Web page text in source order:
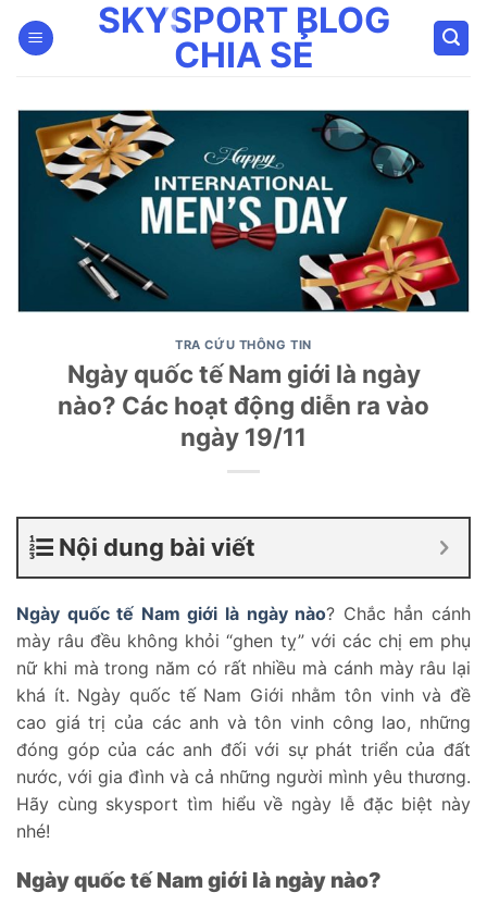
qua
SKYSPORT BLOG
CHIA SẺ
TRA CỨU THÔNG TIN
Ngày quốc tế Nam giới là ngày
nào? Các hoạt động diễn ra vào
ngày 19/11
Nội dung bài viết
Ngày quốc tế Nam giới là ngày nào? Chắc hẳn cánh
mày râu đều không khỏi “ghen tỵ” với các chị em phụ
nữ khi mà trong năm có rất nhiều mà cánh mày râu lại
khá ít. Ngày quốc tế Nam Giới nhằm tôn vinh và đề
cao giá trị của các anh và tôn vinh công lao, những
đóng góp của các anh đối với sự phát triển của đất
nước, với gia đình và cả những người mình yêu thương.
Hãy cùng skysport tìm hiểu về ngày lễ đặc biệt này
nhé!
Ngày quốc tế Nam giới là ngày nào?